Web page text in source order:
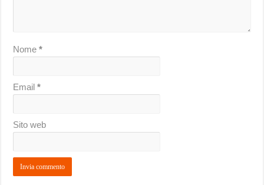
Nome*
Email*
Sito web